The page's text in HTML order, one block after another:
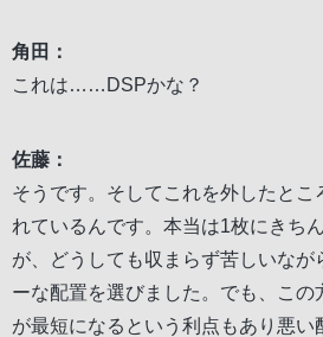
角田：
これは……DSPかな？
佐藤：
そうです。そしてこれを外したとこ
れているんです。本当は1枚にきち
が、どうしても収まらず苦しいなが
ーな配置を選びました。でも、この
が最短になるという利点もあり悪い